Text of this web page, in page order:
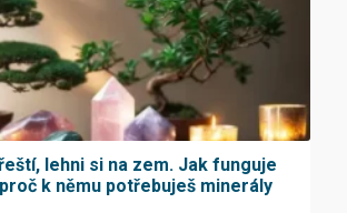
lehni si na zem. Jak funguje
k němu potřebuješ minerály